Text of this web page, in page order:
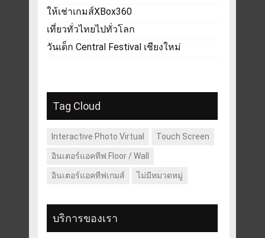
ให้เช่าเกมส์XBox360
เที่ยวทั่วไทยไปทั่วโลก
วันเด็ก Central Festival เชียงใหม่
Tag Cloud
Interactive Photo Virtual Touch Screen
อินเตอร์แอคทีฟ Floor / Wall
อินเตอร์แอคทีฟเกมส์ ไม่มีหมวดหมู่
บริการของเรา